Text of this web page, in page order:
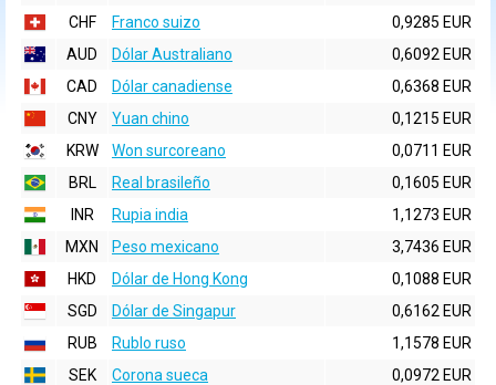
CHF
Franco suizo
0,9285 EUR
AUD
Dólar Australiano
0,6092 EUR
CAD
Dólar canadiense
0,6368 EUR
CNY
Yuan chino
0,1215 EUR
KRW
Won surcoreano
0,0711 EUR
BRL
Real brasileño
0,1605 EUR
INR
Rupia india
1,1273 EUR
MXN
Peso mexicano
3,7436 EUR
HKD
Dólar de Hong Kong
0,1088 EUR
SGD
Dólar de Singapur
0,6162 EUR
RUB
Rublo ruso
1,1578 EUR
SEK
Corona sueca
0,0972 EUR